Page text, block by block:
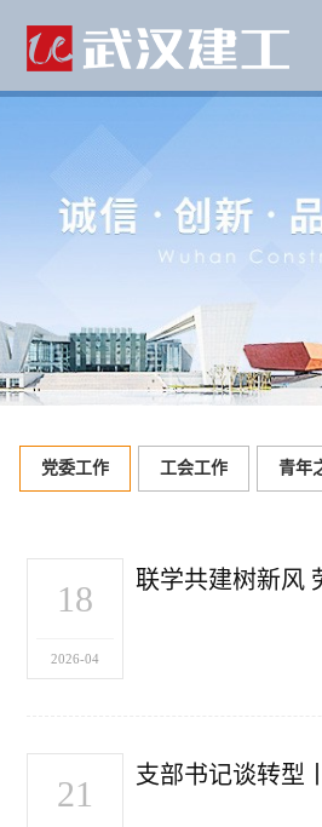
党委工作 工会工作 青年
18
2026-04
联学共建树新风
21